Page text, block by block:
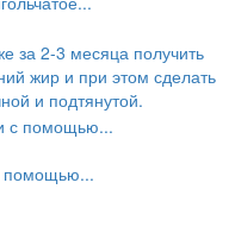
за 2-3 месяца получить
жир и при этом сделать
и подтянутой.
помощью...